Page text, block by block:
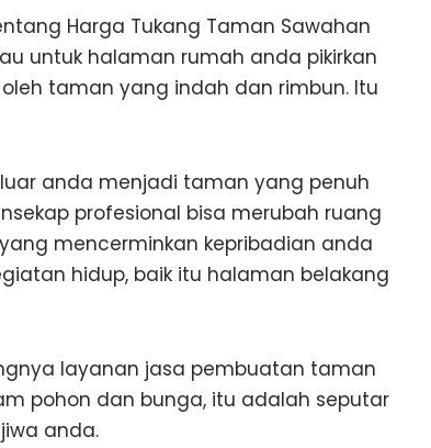
Harga Tukang Taman Sawahan
untuk halaman rumah anda pikirkan
taman yang indah dan rimbun. Itu
anda menjadi taman yang penuh
profesional bisa merubah ruang
mencerminkan kepribadian anda
hidup, baik itu halaman belakang
layanan jasa pembuatan taman
pohon dan bunga, itu adalah seputar
anda.